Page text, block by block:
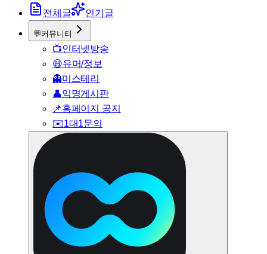
전체글
인기글
💬커뮤니티
📺인터넷방송
😄유머/정보
👻미스테리
👤익명게시판
📌홈페이지 공지
✉️1대1문의